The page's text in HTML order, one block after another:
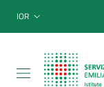
Sito
menu top-bar
IOR